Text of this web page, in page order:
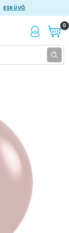
ESKÜVŐ
0